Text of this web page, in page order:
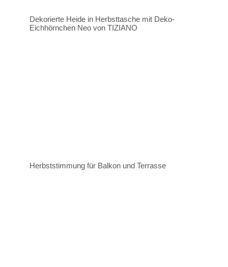
Dekorierte Heide in Herbsttasche mit Deko-
Eichhörnchen Neo von TIZIANO
Herbststimmung für Balkon und Terrasse